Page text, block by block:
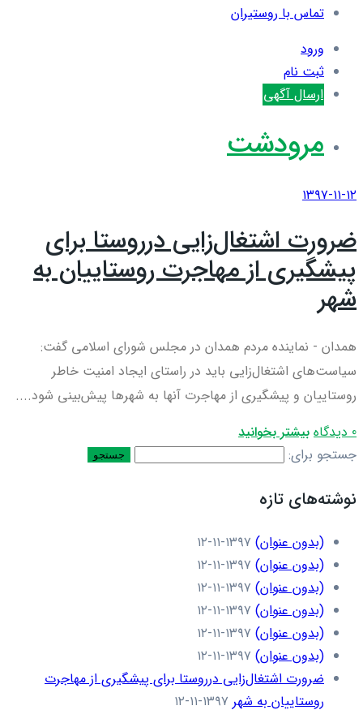
تماس با روستیران
ورود
ثبت نام
ارسال آگهی
مرودشت
۱۳۹۷-۱۱-۱۲
ضرورت اشتغال‌زایی درروستا برای
پیشگیری از مهاجرت روستاییان به
شهر
همدان - نماینده مردم همدان در مجلس شورای اسلامی گفت:
سیاست‌های اشتغال‌زایی باید در راستای ایجاد امنیت خاطر
روستاییان و پیشگیری از مهاجرت آنها به شهرها پیش‌بینی شود....
0 دیدگاه
بیشتر بخوانید
جستجو برای:
نوشته‌های تازه
(بدون عنوان) ۱۳۹۷-۱۱-۱۲
(بدون عنوان) ۱۳۹۷-۱۱-۱۲
(بدون عنوان) ۱۳۹۷-۱۱-۱۲
(بدون عنوان) ۱۳۹۷-۱۱-۱۲
(بدون عنوان) ۱۳۹۷-۱۱-۱۲
(بدون عنوان) ۱۳۹۷-۱۱-۱۲
ضرورت اشتغال‌زایی درروستا برای پیشگیری از مهاجرت
روستاییان به شهر ۱۳۹۷-۱۱-۱۲